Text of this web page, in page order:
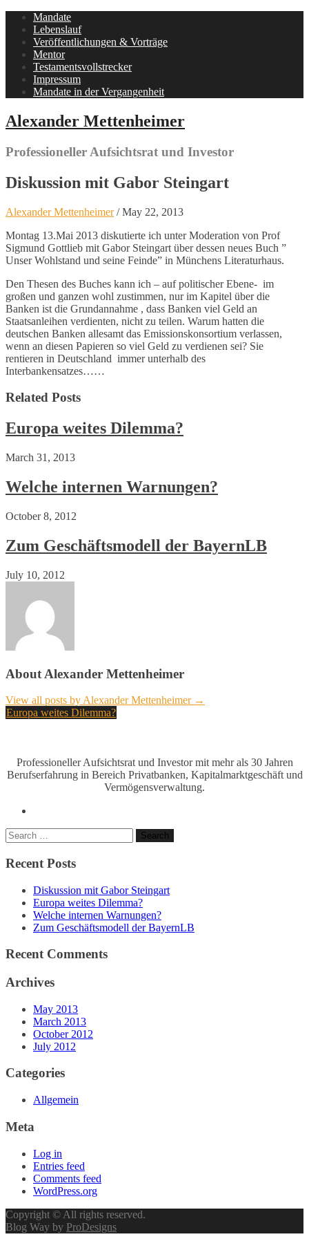
Mandate
Lebenslauf
Veröffentlichungen & Vorträge
Mentor
Testamentsvollstrecker
Impressum
Mandate in der Vergangenheit
Alexander Mettenheimer
Professioneller Aufsichtsrat und Investor
Diskussion mit Gabor Steingart
Alexander Mettenheimer /May 22, 2013
Montag 13.Mai 2013 diskutierte ich unter Moderation von Prof
Sigmund Gottlieb mit Gabor Steingart über dessen neues Buch ”
Unser Wohlstand und seine Feinde” in Münchens Literaturhaus.
Den Thesen des Buches kann ich – auf politischer Ebene- im
großen und ganzen wohl zustimmen, nur im Kapitel über die
Banken ist die Grundannahme , dass Banken viel Geld an
Staatsanleihen verdienten, nicht zu teilen. Warum hatten die
deutschen Banken allesamt das Emissionskonsortium verlassen,
wenn an diesen Papieren so viel Geld zu verdienen sei? Sie
rentieren in Deutschland immer unterhalb des
Interbankensatzes……
Related Posts
Europa weites Dilemma?
March 31, 2013
Welche internen Warnungen?
October 8, 2012
Zum Geschäftsmodell der BayernLB
July 10, 2012
About Alexander Mettenheimer
View all posts by Alexander Mettenheimer →
Post
Europa weites Dilemma?
Professioneller Aufsichtsrat und Investor mit mehr als 30 Jahren
Berufserfahrung in Bereich Privatbanken, Kapitalmarktgeschäft und
Vermögensverwaltung.
Search
for:
Recent Posts
Diskussion mit Gabor Steingart
Europa weites Dilemma?
Welche internen Warnungen?
Zum Geschäftsmodell der BayernLB
Recent Comments
Archives
May 2013
March 2013
October 2012
July 2012
Categories
Allgemein
Meta
Log in
Entries feed
Comments feed
WordPress.org
Copyright © All rights reserved.
Blog Way by ProDesigns